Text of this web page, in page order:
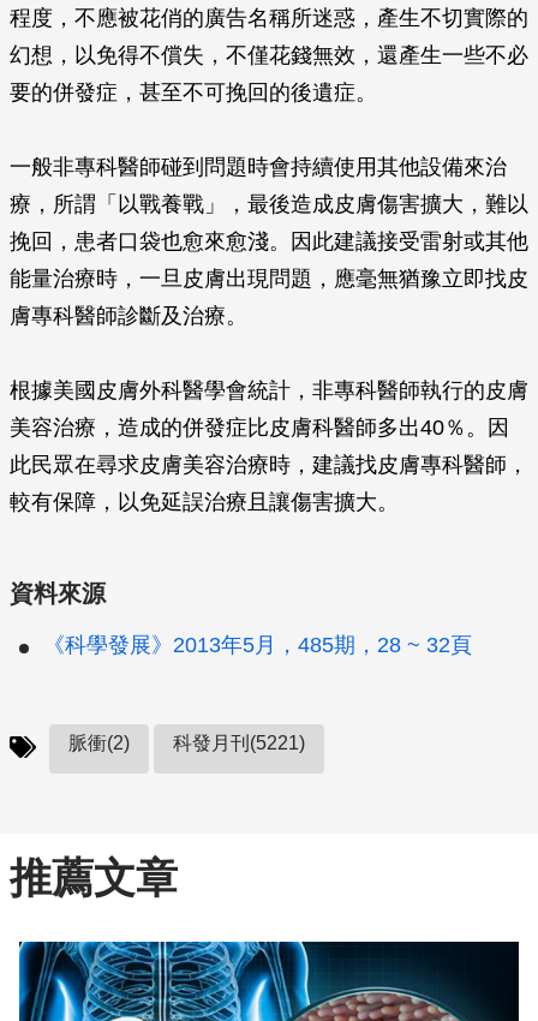
程度，不應被花俏的廣告名稱所迷惑，產生不切實際的
幻想，以免得不償失，不僅花錢無效，還產生一些不必
要的併發症，甚至不可挽回的後遺症。
一般非專科醫師碰到問題時會持續使用其他設備來治
療，所謂「以戰養戰」，最後造成皮膚傷害擴大，難以
挽回，患者口袋也愈來愈淺。因此建議接受雷射或其他
能量治療時，一旦皮膚出現問題，應毫無猶豫立即找皮
膚專科醫師診斷及治療。
根據美國皮膚外科醫學會統計，非專科醫師執行的皮膚
美容治療，造成的併發症比皮膚科醫師多出40％。因
此民眾在尋求皮膚美容治療時，建議找皮膚專科醫師，
較有保障，以免延誤治療且讓傷害擴大。
資料來源
《科學發展》2013年5月，485期，28 ~ 32頁
脈衝(2) 科發月刊(5221)
推薦文章